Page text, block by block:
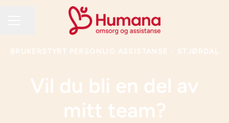
BRUKERSTYRT PERSONLIG ASSISTANSE · STJØRDAL
Vil du bli en del av
mitt team?